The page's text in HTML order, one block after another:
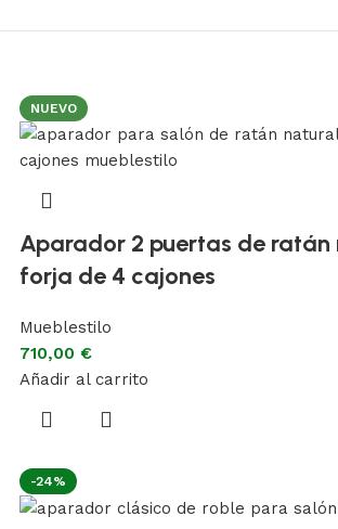
NUEVO
Aparador 2 puertas de ratán
forja de 4 cajones
Mueblestilo
710,00 €
Añadir al carrito
-24%